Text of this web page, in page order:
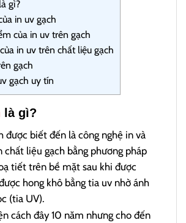
gì?
in uv gạch
của in uv trên gạch
in uv trên chất liệu gạch
gạch
gạch uy tín
là gì?
được biết đến là công nghệ in và
liệu gạch bằng phương pháp
tiết trên bề mặt sau khi được
hong khô bằng tia uv nhờ ánh
(tia UV).
cách đây 10 năm nhưng cho đến